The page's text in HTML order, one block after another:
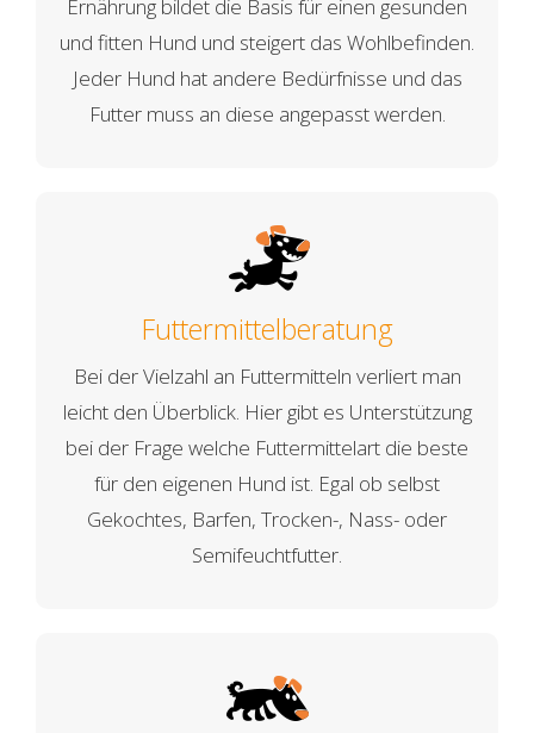
Ernährung bildet die Basis für einen gesunden
und fitten Hund und steigert das Wohlbefinden.
Jeder Hund hat andere Bedürfnisse und das
Futter muss an diese angepasst werden.
Futtermittelberatung
Bei der Vielzahl an Futtermitteln verliert man
leicht den Überblick. Hier gibt es Unterstützung
bei der Frage welche Futtermittelart die beste
für den eigenen Hund ist. Egal ob selbst
Gekochtes, Barfen, Trocken-, Nass- oder
Semifeuchtfutter.